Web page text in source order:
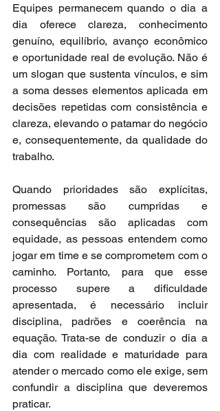
Equipes permanecem quando o dia a
dia oferece clareza, conhecimento
genuíno, equilíbrio, avanço econômico
e oportunidade real de evolução. Não é
um slogan que sustenta vínculos, e sim
a soma desses elementos aplicada em
decisões repetidas com consistência e
clareza, elevando o patamar do negócio
e, consequentemente, da qualidade do
trabalho.
Quando prioridades são explícitas,
promessas são cumpridas e
consequências são aplicadas com
equidade, as pessoas entendem como
jogar em time e se comprometem com o
caminho. Portanto, para que esse
processo supere a dificuldade
apresentada, é necessário incluir
disciplina, padrões e coerência na
equação. Trata-se de conduzir o dia a
dia com realidade e maturidade para
atender o mercado como ele exige, sem
confundir a disciplina que deveremos
praticar.